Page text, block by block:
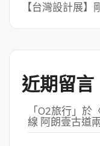
【台灣設計展
近期留言
「O2旅行」於
線 阿朗壹古道